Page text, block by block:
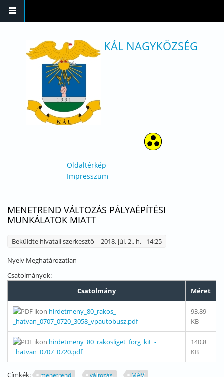
KÁL NAGYKÖZSÉG
Oldaltérkép
Impresszum
MENETREND VÁLTOZÁS PÁLYAÉPÍTÉSI
MUNKÁLATOK MIATT
Beküldte hivatali szerkesztő – 2018. júl. 2., h. - 14:25
Nyelv Meghatározatlan
Csatolmányok:
Csatolmány
Méret
hirdetmeny_80_rakos_-
_hatvan_0707_0720_3058_vpautobusz.pdf
93.89
KB
hirdetmeny_80_rakosliget_forg_kit_-
_hatvan_0707_0720.pdf
140.8
KB
Címkék: menetrend változás MÁV